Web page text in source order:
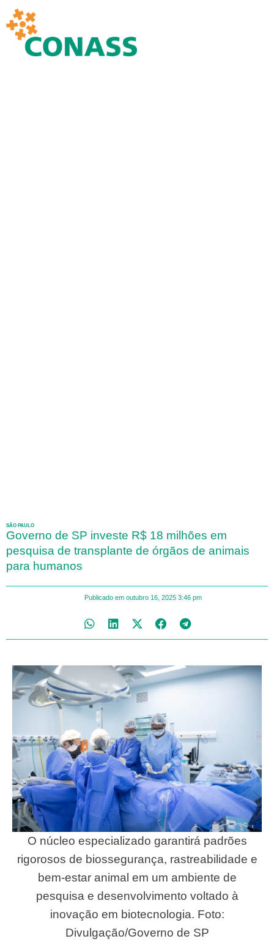
SÃO PAULO
Governo de SP investe R$ 18 milhões em
pesquisa de transplante de órgãos de animais
para humanos
Publicado em outubro 16, 2025 3:46 pm
O núcleo especializado garantirá padrões
rigorosos de biossegurança, rastreabilidade e
bem-estar animal em um ambiente de
pesquisa e desenvolvimento voltado à
inovação em biotecnologia. Foto:
Divulgação/Governo de SP